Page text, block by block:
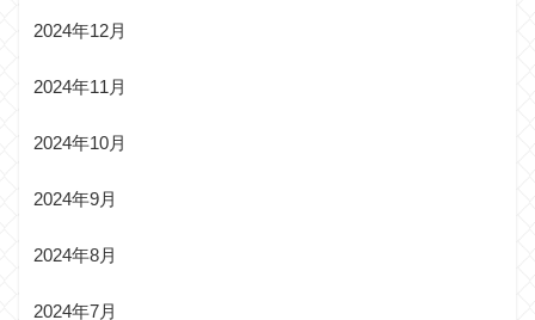
2024年12月
2024年11月
2024年10月
2024年9月
2024年8月
2024年7月